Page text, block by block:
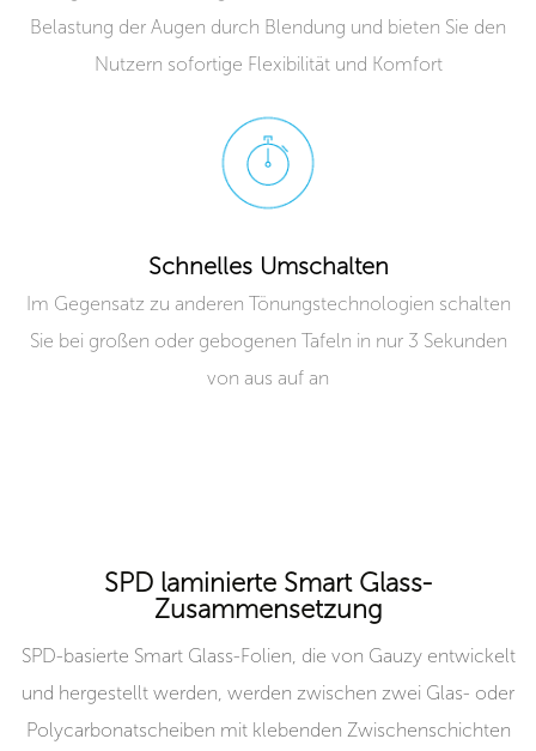
Belastung der Augen durch Blendung und bieten Sie den
Nutzern sofortige Flexibilität und Komfort
Schnelles Umschalten
Im Gegensatz zu anderen Tönungstechnologien schalten
Sie bei großen oder gebogenen Tafeln in nur 3 Sekunden
von aus auf an
SPD laminierte Smart Glass-
Zusammensetzung
SPD-basierte Smart Glass-Folien, die von Gauzy entwickelt
und hergestellt werden, werden zwischen zwei Glas- oder
Polycarbonatscheiben mit klebenden Zwischenschichten